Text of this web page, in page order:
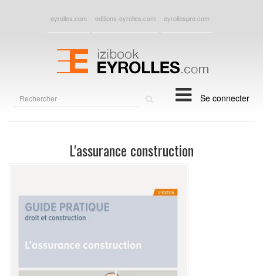
eyrolles.com editions-eyrolles.com eyrollespro.com
Se connecter
L'assurance construction